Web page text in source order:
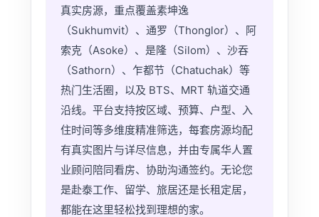
真实房源，重点覆盖素坤逸
（Sukhumvit）、通罗（Thonglor）、阿
索克（Asoke）、是隆（Silom）、沙吞
（Sathorn）、乍都节（Chatuchak）等
热门生活圈，以及 BTS、MRT 轨道交通
沿线。平台支持按区域、预算、户型、入
住时间等多维度精准筛选，每套房源均配
有真实图片与详尽信息，并由专属华人置
业顾问陪同看房、协助沟通签约。无论您
是赴泰工作、留学、旅居还是长租定居，
都能在这里轻松找到理想的家。